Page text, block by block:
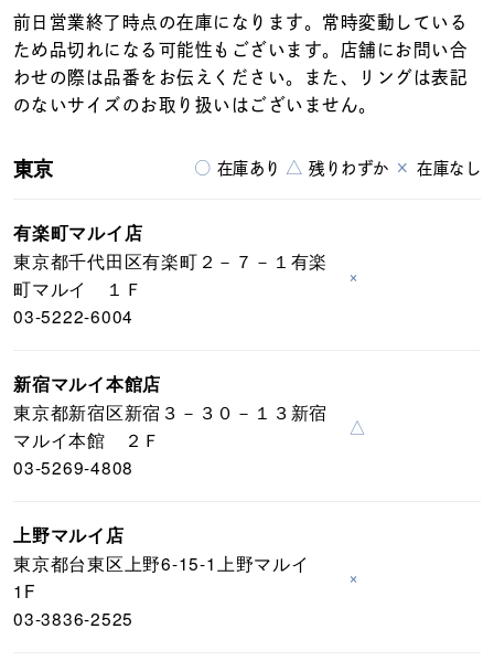
前日営業終了時点の在庫になります。常時変動している
ため品切れになる可能性もございます。店舗にお問い合
わせの際は品番をお伝えください。また、リングは表記
のないサイズのお取り扱いはございません。
○ 在庫あり △ 残りわずか × 在庫なし
東京
有楽町マルイ店
東京都千代田区有楽町２－７－１有楽
町マルイ １Ｆ
03-5222-6004
×
新宿マルイ本館店
東京都新宿区新宿３－３０－１３新宿
マルイ本館 ２Ｆ
03-5269-4808
△
上野マルイ店
東京都台東区上野6-15-1上野マルイ
1F
03-3836-2525
×